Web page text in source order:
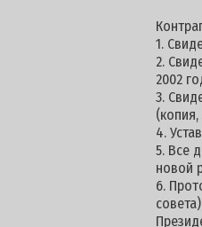
1.
2.
2002
3.
4.
5. Все
новой
6.